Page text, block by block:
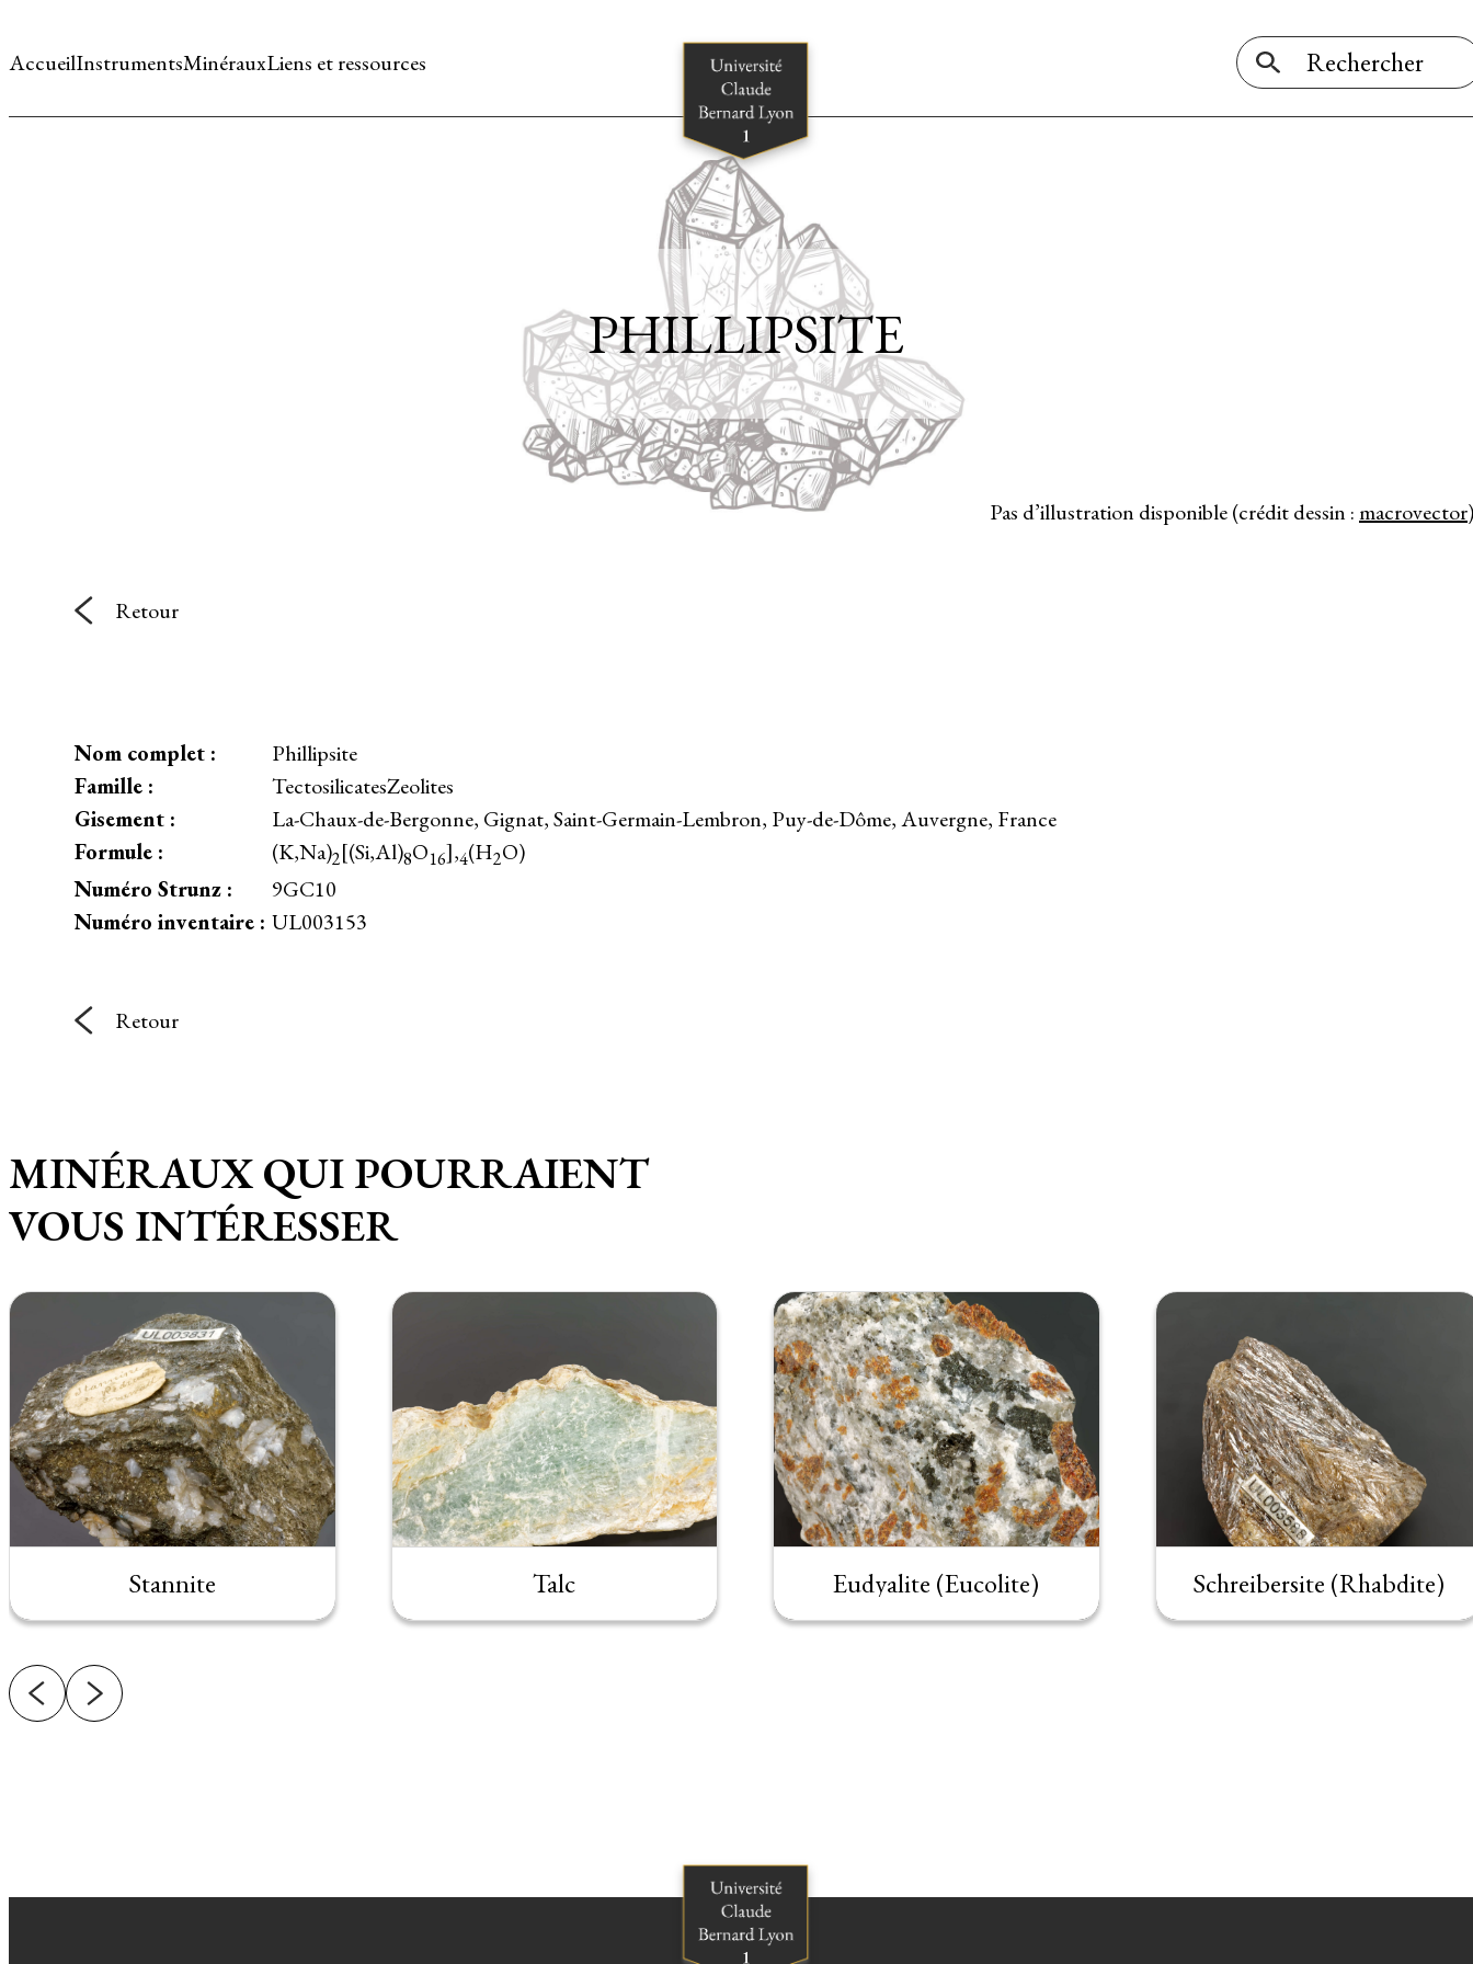
AccueilInstrumentsMinérauxLiens et ressources
Pas d’illustration disponible (crédit dessin :macrovector)
PHILLIPSITE
Retour
Nom complet :
Phillipsite
Famille :
TectosilicatesZeolites
Gisement :
La-Chaux-de-Bergonne, Gignat, Saint-Germain-Lembron, Puy-de-Dôme, Auvergne, France
Formule :
(K,Na)2[(Si,Al)8O16],4(H2O)
Numéro Strunz :
9GC10
Numéro inventaire : UL003153
Retour
MINÉRAUX QUI POURRAIENT
VOUS INTÉRESSER
Stannite Talc Eudyalite (Eucolite) Schreibersite (Rhabdite)